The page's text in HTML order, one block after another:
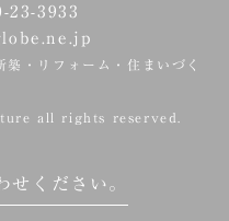
3933
・リフォーム・住まいづく
all rights reserved.
せください。